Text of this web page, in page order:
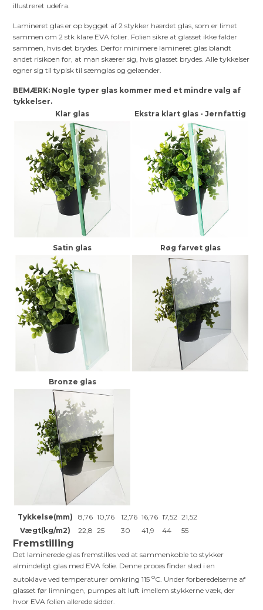
illustreret udefra.
Lamineret glas er op bygget af 2 stykker hærdet glas, som er limet
sammen om 2 stk klare EVA folier. Folien sikre at glasset ikke falder
sammen, hvis det brydes. Derfor minimere lamineret glas blandt
andet risikoen for, at man skærer sig, hvis glasset brydes. Alle tykkelser
egner sig til typisk til sæmglas og gelænder.
BEMÆRK: Nogle typer glas kommer med et mindre valg af
tykkelser.
Klar glas
Ekstra klart glas - Jernfattig
Satin glas Røg farvet glas
Bronze glas
Tykkelse(mm) 8,76 10,76 12,76 16,76 17,52 21,52
Vægt(kg/m2)
22,8 25 30 41,9 44 55
Fremstilling
Det laminerede glas fremstilles ved at sammenkoble to stykker
almindeligt glas med EVA folie. Denne proces finder sted i en
autoklave ved temperaturer omkring 115oC. Under forberedelserne af
glasset før limningen, pumpes alt luft imellem stykkerne væk, der
hvor EVA folien allerede sidder.